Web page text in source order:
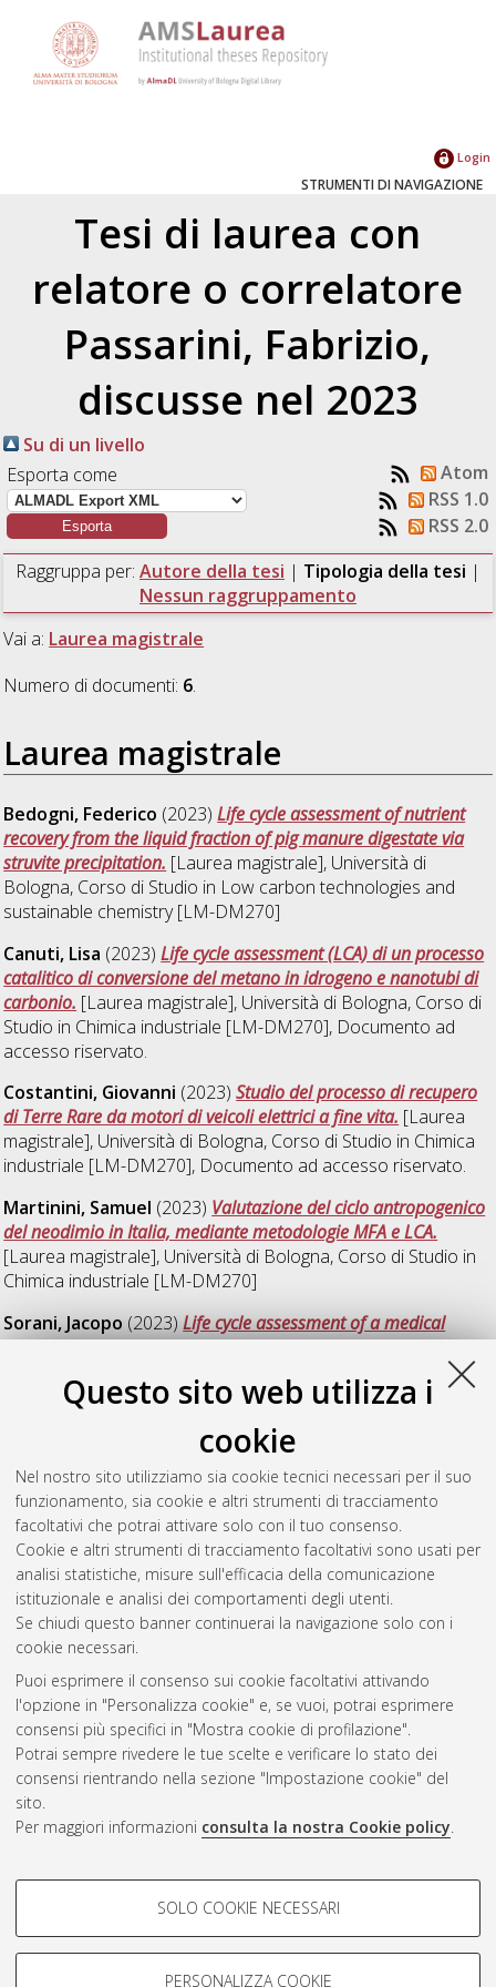
Questo sito web utilizza i
cookie
Nel nostro sito utilizziamo sia cookie tecnici necessari per il suo
funzionamento, sia cookie e altri strumenti di tracciamento
facoltativi che potrai attivare solo con il tuo consenso.
Cookie e altri strumenti di tracciamento facoltativi sono usati per
analisi statistiche, misure sull'efficacia della comunicazione
istituzionale e analisi dei comportamenti degli utenti.
Se chiudi questo banner continuerai la navigazione solo con i
cookie necessari.
Puoi esprimere il consenso sui cookie facoltativi attivando
l'opzione in "Personalizza cookie" e, se vuoi, potrai esprimere
consensi più specifici in "Mostra cookie di profilazione".
Potrai sempre rivedere le tue scelte e verificare lo stato dei
consensi rientrando nella sezione "Impostazione cookie" del
sito.
Per maggiori informazioni consulta la nostra Cookie policy.
COOKIE DI PROFILAZIONE -
Si tratta di cookie utilizzati per analizzare le caratteristiche della
navigazione degli utenti, creare profili in base al loro comportamento
SOLO COOKIE NECESSARI
PERSONALIZZA COOKIE
Login
STRUMENTI DI NAVIGAZIONE
Tesi di laurea con
relatore o correlatore
Passarini, Fabrizio,
discusse nel 2023
Su di un livello
Esporta come
Atom
RSS 1.0
RSS 2.0
Raggruppa per: Autore della tesi | Tipologia della tesi |
Nessun raggruppamento
Vai a: Laurea magistrale
Numero di documenti: 6.
Laurea magistrale
Bedogni, Federico (2023)Life cycle assessment of nutrient
recovery from the liquid fraction of pig manure digestate via
struvite precipitation. [Laurea magistrale], Università di
Bologna, Corso di Studio in Low carbon technologies and
sustainable chemistry [LM-DM270]
Canuti, Lisa (2023)Life cycle assessment (LCA) di un processo
catalitico di conversione del metano in idrogeno e nanotubi di
carbonio. [Laurea magistrale], Università di Bologna, Corso di
Studio in Chimica industriale [LM-DM270], Documento ad
accesso riservato.
Costantini, Giovanni (2023)Studio del processo di recupero
di Terre Rare da motori di veicoli elettrici a fine vita. [Laurea
magistrale], Università di Bologna, Corso di Studio in Chimica
industriale [LM-DM270], Documento ad accesso riservato.
Martinini, Samuel (2023) Valutazione del ciclo antropogenico
del neodimio in Italia, mediante metodologie MFA e LCA.
[Laurea magistrale], Università di Bologna, Corso di Studio in
Chimica industriale [LM-DM270]
Sorani, Jacopo (2023)Life cycle assessment of a medical
device: a cradle to grave analysis.[Laurea magistrale],
technologies and sustainable chemistry [LM-DM270]
(2023)The Go2Score indicator, a pioneering
magistrale], Università di Bologna, Corso di Studio in
Ingegneria per l'ambiente e il territorio [LM-DM270],
Documento ad accesso riservato.
Questa lista e' stata generata ilSat Aug 8 00:58:45 2026
CEST
Atom
Rss 1.0
Rss 2.0
AMS Laurea
Impostazioni Cookie
Informativa sulla privacy
Condizioni d’uso del sito